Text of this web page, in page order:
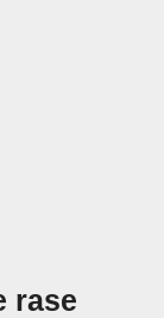
rase